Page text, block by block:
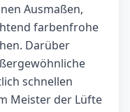
Ausmaßen,
farbenfrohe
Darüber
schnellen
Meister der Lüfte